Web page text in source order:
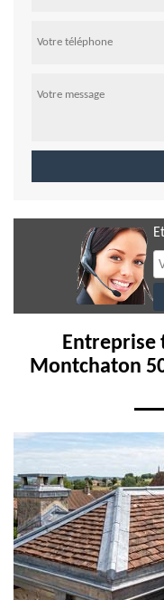
Entreprise
Montchaton